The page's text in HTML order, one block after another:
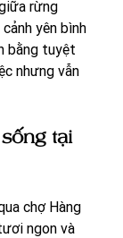
rừng
yên bình
bằng tuyệt
nhưng vẫn
tại
chợ Hàng
ngon và